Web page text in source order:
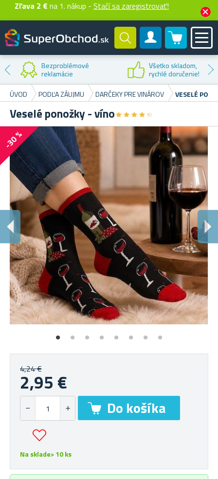
Zľava 2 € na 1. nákup - Stačí sa zaregistrovať!
Zákaznícky účet
0 produktů
Bezproblémové
reklamácie
Všetko skladom,
rychlé doručenie!
ÚVOD
PODĽA ZÁUJMU DARČEKY PRE VINÁROV VESELÉ
Veselé ponožky - víno★★★★★
★★★★★
-30 %
4,24 €
2,95 €
Na sklade> 10 ks